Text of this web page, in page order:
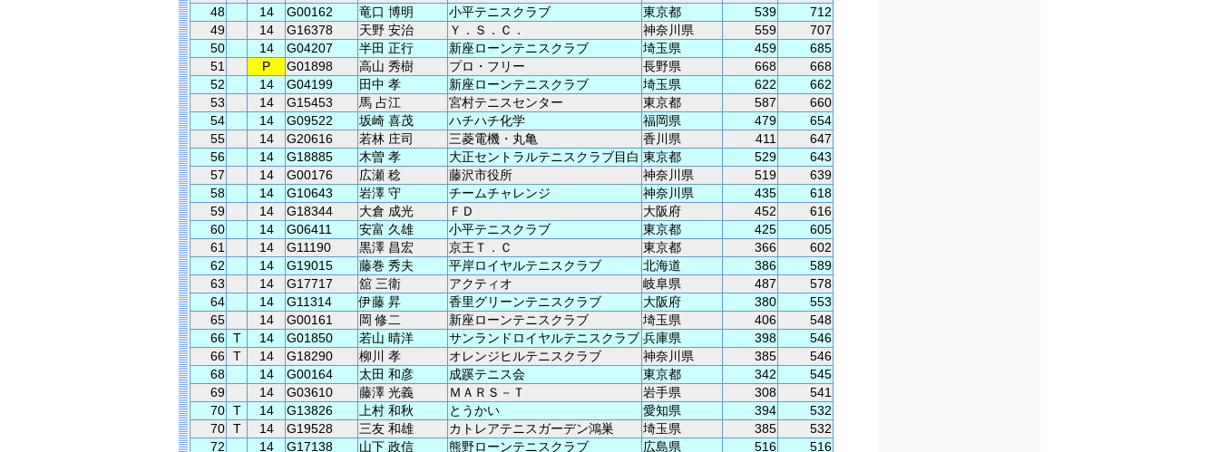
48
14 G00162 竜口 博明 小平テニスクラブ 東京都 539
712
49
14 G16378 天野 安治 Ｙ．Ｓ．Ｃ． 神奈川県 559
707
50
14 G04207 半田 正行 新座ローンテニスクラブ 埼玉県 459
685
51
P G01898 高山 秀樹 プロ・フリー 長野県 668
668
52
14 G04199 田中 孝 新座ローンテニスクラブ 埼玉県 622
662
53
14 G15453 馬 占江 宮村テニスセンター 東京都 587
660
54
14 G09522 坂崎 喜茂 ハチハチ化学 福岡県 479
654
55
14 G20616 若林 庄司 三菱電機・丸亀 香川県 411
647
56
14 G18885 木曽 孝 大正セントラルテニスクラブ目白 東京都 529
643
57
14 G00176 広瀬 稔 藤沢市役所 神奈川県 519
639
58
14 G10643 岩澤 守 チームチャレンジ 神奈川県 435
618
59
14 G18344 大倉 成光 ＦＤ 大阪府 452
616
60
14 G06411 安富 久雄 小平テニスクラブ 東京都 425
605
61
14 G11190 黒澤 昌宏 京王Ｔ．Ｃ 東京都 366
602
62
14 G19015 藤巻 秀夫 平岸ロイヤルテニスクラブ 北海道 386
589
63
14 G17717 舘 三衛 アクティオ 岐阜県 487
578
64
14 G11314 伊藤 昇 香里グリーンテニスクラブ 大阪府 380
553
65
14 G00161 岡 修二 新座ローンテニスクラブ 埼玉県 406
548
66 T 14 G01850 若山 晴洋 サンランドロイヤルテニスクラブ 兵庫県 398
546
66 T 14 G18290 柳川 孝 オレンジヒルテニスクラブ 神奈川県 385
546
68
14 G00164 太田 和彦 成蹊テニス会 東京都 342
545
69
14 G03610 藤澤 光義 ＭＡＲＳ－Ｔ 岩手県 308
541
70 T 14 G13826 上村 和秋 とうかい 愛知県 394
532
70 T 14 G19528 三友 和雄 カトレアテニスガーデン鴻巣 埼玉県 385
532
72
14 G17138 山下 政信 熊野ローンテニスクラブ 広島県 516
516